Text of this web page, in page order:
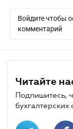
Войдите чтобы
комментарий
Читайте
Подпишитесь,
бухгалтерских